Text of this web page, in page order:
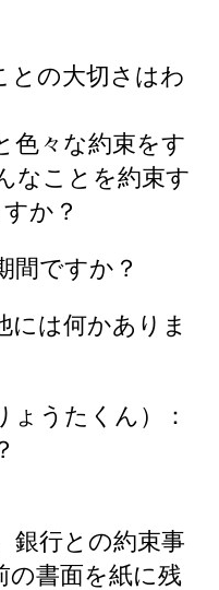
との大切さはわ
色々な約束をす
なことを約束す
か？
間ですか？
には何かありま
ょうたくん）：
銀行との約束事
の書面を紙に残